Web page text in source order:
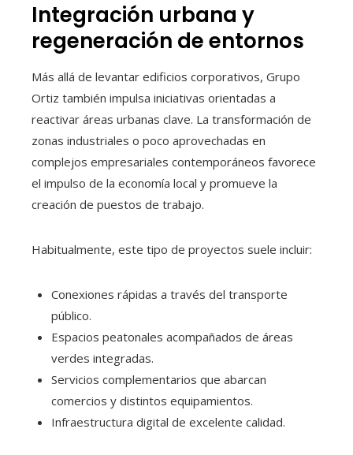
Integración urbana y
regeneración de entornos
Más allá de levantar edificios corporativos, Grupo
Ortiz también impulsa iniciativas orientadas a
reactivar áreas urbanas clave. La transformación de
zonas industriales o poco aprovechadas en
complejos empresariales contemporáneos favorece
el impulso de la economía local y promueve la
creación de puestos de trabajo.
Habitualmente, este tipo de proyectos suele incluir:
Conexiones rápidas a través del transporte
público.
Espacios peatonales acompañados de áreas
verdes integradas.
Servicios complementarios que abarcan
comercios y distintos equipamientos.
Infraestructura digital de excelente calidad.